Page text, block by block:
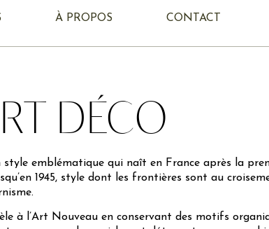
À PROPOS CONTACT
DÉCO
style emblématique qui naît en France après la
1945, style dont les frontières sont au
à l’Art Nouveau en conservant des motifs